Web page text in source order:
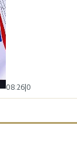
08:26 0